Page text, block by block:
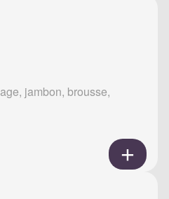
jambon, brousse,